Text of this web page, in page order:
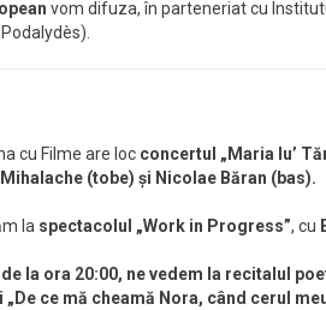
vom difuza, în parteneriat cu
cu Filme are loc concertul „Maria lu’
(tobe) și Nicolae Băran (bas).
la spectacolul „Work in Progress”, cu
la ora 20:00, ne vedem la recitalul
ce mă cheamă Nora, când cerul